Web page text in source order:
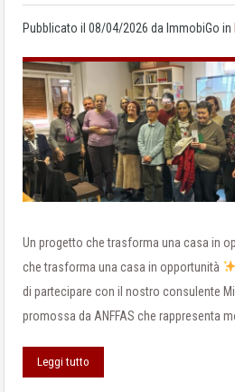
Pubblicato il 08/04/2026 da ImmobiGo in
Un progetto che trasforma una casa in
che trasforma una casa in opportunità
di partecipare con il nostro consulente
promossa da ANFFAS che rappresenta
Leggi tutto